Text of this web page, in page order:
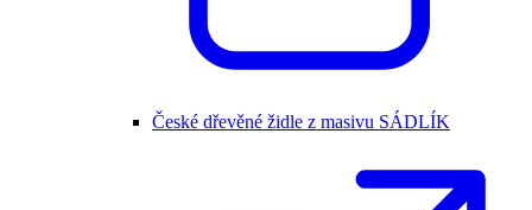
České dřevěné židle z masivu SÁDLÍK